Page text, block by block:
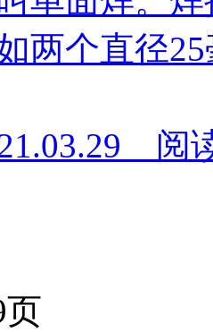
两个直径
阅
页